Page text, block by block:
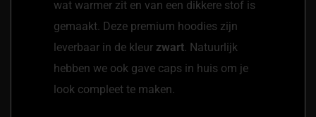
wat warmer zit en van een dikkere stof is
gemaakt. Deze premium hoodies zijn
leverbaar in de kleur zwart . Natuurlijk
hebben we ook gave caps in huis om je
look compleet te maken.